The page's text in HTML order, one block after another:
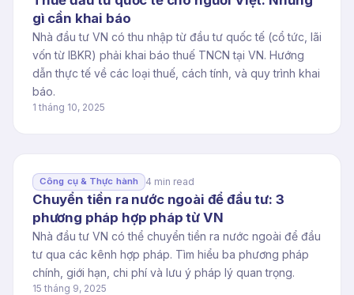
gì cần khai báo
Nhà đầu tư VN có thu nhập từ đầu tư quốc tế (cổ tức, lãi
vốn từ IBKR) phải khai báo thuế TNCN tại VN. Hướng
dẫn thực tế về các loại thuế, cách tính, và quy trình khai
báo.
1 tháng 10, 2025
Công cụ & Thực hành 4 min read
Chuyển tiền ra nước ngoài để đầu tư: 3
phương pháp hợp pháp từ VN
Nhà đầu tư VN có thể chuyển tiền ra nước ngoài để đầu
tư qua các kênh hợp pháp. Tìm hiểu ba phương pháp
chính, giới hạn, chi phí và lưu ý pháp lý quan trọng.
15 tháng 9, 2025